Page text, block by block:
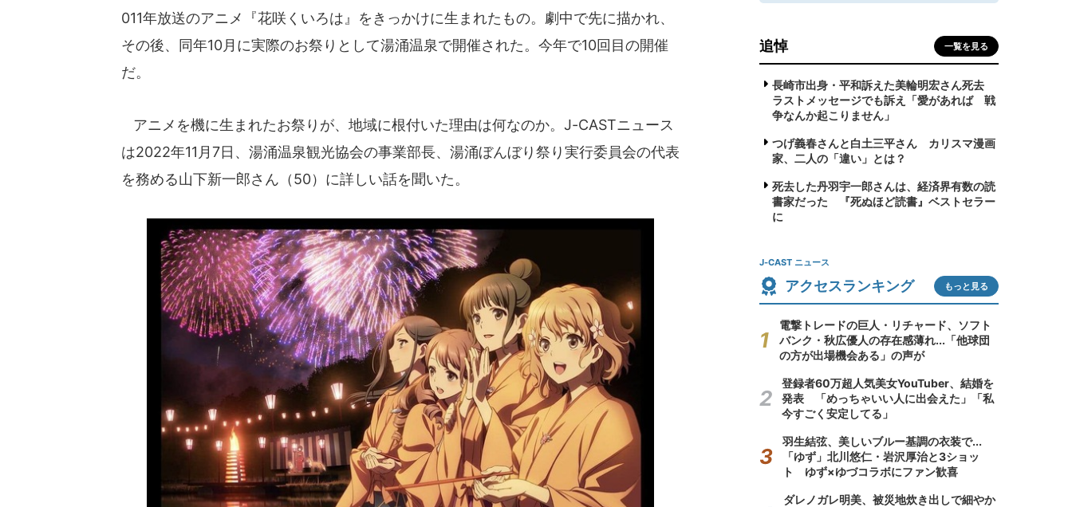
011年放送のアニメ『花咲くいろは』をきっかけに生まれたもの。劇中で先に描かれ、
その後、同年10月に実際のお祭りとして湯涌温泉で開催された。今年で10回目の開催
だ。
アニメを機に生まれたお祭りが、地域に根付いた理由は何なのか。J-CASTニュース
は2022年11月7日、湯涌温泉観光協会の事業部長、湯涌ぼんぼり祭り実行委員会の代表
を務める山下新一郎さん（50）に詳しい話を聞いた。
追悼 一覧を見る
長崎市出身・平和訴えた美輪明宏さん死去
ラストメッセージでも訴え「愛があれば 戦
争なんか起こりません」
つげ義春さんと白土三平さん カリスマ漫画
家、二人の「違い」とは？
死去した丹羽宇一郎さんは、経済界有数の読
書家だった 『死ぬほど読書』ベストセラー
に
J-CAST ニュース
アクセスランキング もっと見る
電撃トレードの巨人・リチャード、ソフト
バンク・秋広優人の存在感薄れ...「他球団
の方が出場機会ある」の声が
登録者60万超人気美女YouTuber、結婚を
発表 「めっちゃいい人に出会えた」「私
今すごく安定してる」
羽生結弦、美しいブルー基調の衣装で...
「ゆず」北川悠仁・岩沢厚治と3ショッ
ト ゆず×ゆづコラボにファン歓喜
ダレノガレ明美、被災地炊き出しで細やか